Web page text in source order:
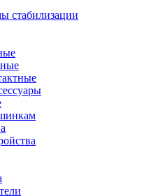
стабилизации